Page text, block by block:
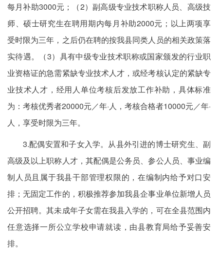
每月补助3000元；（2）副高级专业技术职称人员、高级技
师、硕士研究生在聘用期内每月补助2000元；以上两项享
受时限为三年，之后仍在聘的按我县同类人员的相关政策落
实待遇。（3）具有中级专业技术职称或国家颁发的行业职
业资格证的急需紧缺专业技术人才，或经考核认定的紧缺专
业技术人才，经用人单位考核后发放工作补助，具体标准
为：考核优秀者20000元／年·人，考核合格者10000元／年·
人，享受时限为三年。
3.配偶安置和子女入学。从县外引进的博士研究生、副
高级及以上职称人才，其配偶是公务员、参公人员、事业编
制人员且属于我县干部管理权限的，在编制内给予对口安
排；无固定工作的，积极推荐参加我县企事业单位新增人员
公开招聘。其未成年子女需在我县入学的，可在全县范围内
任意选择一所公立学校申请就读，由县教育局给予妥善安
排。